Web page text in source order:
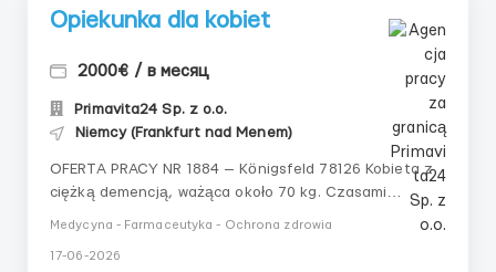
Opiekunka dla kobiet
2000€ / в месяц
Primavita24 Sp. z o.o.
Niemcy (Frankfurt nad Menem)
OFERTA PRACY NR 1884 — Königsfeld 78126 Kobieta z
ciężką demencją, ważąca około 70 kg. Czasami
potrzebuje opieki. Praca rozpoczyna się 01.12.2025.
Medycyna - Farmaceutyka - Ochrona zdrowia
17-06-2026